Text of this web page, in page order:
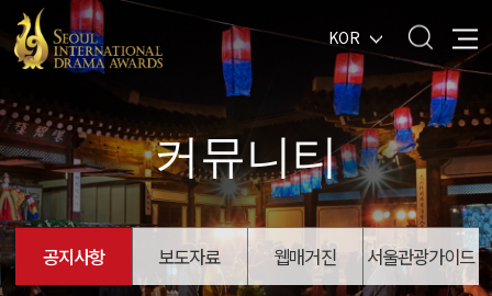
KOR
커뮤니티
공지사항 보도자료 웹매거진 서울관광가이드